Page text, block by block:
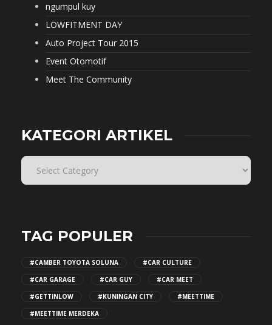
ngumpul kuy
LOWFITMENT DAY
Auto Project Tour 2015
Event Otomotif
Meet The Community
KATEGORI ARTIKEL
TAG POPULER
#CAMBER TOYOTA SOLUNA
#CAR CULTURE
#CAR GARAGE
#CAR GUY
#CAR MEET
#GETTINLOW
#KUNINGAN CITY
#MEETTIME
#MEETTIME MERDEKA